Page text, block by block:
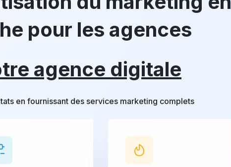
pour les agences
agence digitale
en fournissant des services marketing complets